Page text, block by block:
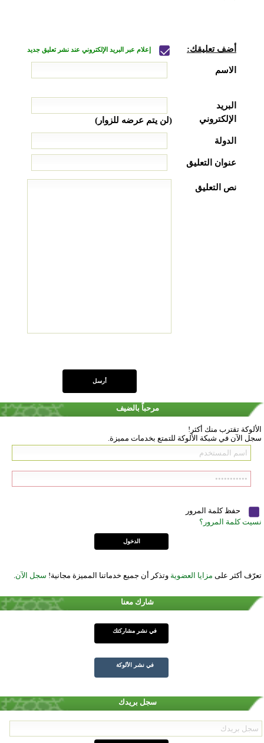
أضف تعليقك: إعلام عبر البريد الإلكتروني عند نشر تعليق جديد
الاسم
البريد
الإلكتروني
(لن يتم عرضه للزوار)
الدولة
عنوان التعليق
نص التعليق
مرحباً بالضيف
الألوكة تقترب منك أكثر!
سجل الآن في شبكة الألوكة للتمتع بخدمات مميزة.
حفظ كلمة المرور
نسيت كلمة المرور؟
تعرّف أكثر على مزايا العضوية وتذكر أن جميع خدماتنا المميزة مجانية! سجل الآن
شارك معنا
في نشر مشاركتك
في نشر الألوكة
سجل بريدك